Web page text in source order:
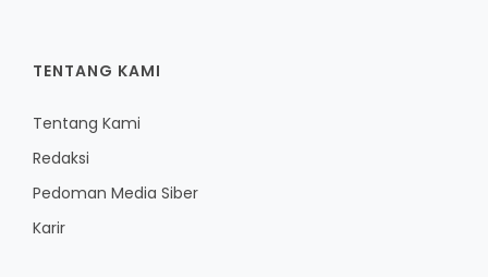
TENTANG KAMI
Tentang Kami
Redaksi
Pedoman Media Siber
Karir